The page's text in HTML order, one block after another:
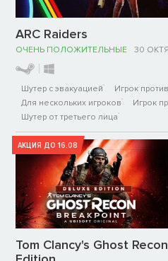
ARC Raiders
ОЧЕНЬ ПОЛОЖИТЕЛЬНЫЕ 30
Шутер с эвакуацией
Игрок
Для нескольких игроков
Игрок
Шутер от третьего лица
АКЦИЯ ДО 16.08
Tom Clancy's Ghost